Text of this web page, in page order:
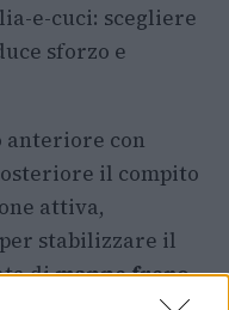
e-cuci: scegliere
sforzo e
anteriore con
il compito
attiva,
stabilizzare il
dimappe freno